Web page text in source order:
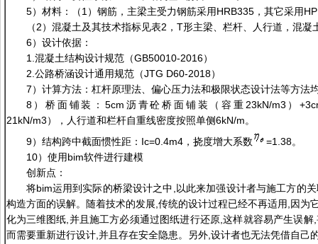
5）材料：（1）钢筋，主梁主受力钢筋采用HRB335，其它采用
（2）混凝土及其技术指标见表2，T形主梁、栏杆、人行道，混凝
6）设计依据：
1.混凝土结构设计规范（GB50010-2016）
2.公路桥涵设计通用规范（JTG D60-2018）
7）计算方法：杠杆原理法、偏心压力法和极限状态设计法等方法
8）桥面铺装：5cm沥青砼桥面铺装（容重23kN/m3）
21kN/m3），人行道和栏杆自重线密度按照单侧6kN/m。
9）结构跨中截面惯性距：Ic=0.4m4，挠度增大系数
=1.38。
10）使用bim软件进行建模
创新点：
将bim运用到实际的桥梁设计之中,以此来加强设计者与施工方的
构造方面的误解。随着技术的发展,传统的设计过程已经不再适用,因为
化为三维图纸,并且施工方必须通过图纸进行还原,这样就容易产生误解
而需要重新进行设计,并且存在安全隐患。另外,设计者也无法凭借自己